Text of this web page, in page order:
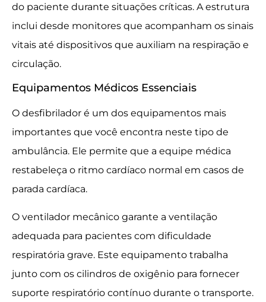
do paciente durante situações críticas. A estrutura
inclui desde monitores que acompanham os sinais
vitais até dispositivos que auxiliam na respiração e
circulação.
Equipamentos Médicos Essenciais
O desfibrilador é um dos equipamentos mais
importantes que você encontra neste tipo de
ambulância. Ele permite que a equipe médica
restabeleça o ritmo cardíaco normal em casos de
parada cardíaca.
O ventilador mecânico garante a ventilação
adequada para pacientes com dificuldade
respiratória grave. Este equipamento trabalha
junto com os cilindros de oxigênio para fornecer
suporte respiratório contínuo durante o transporte.